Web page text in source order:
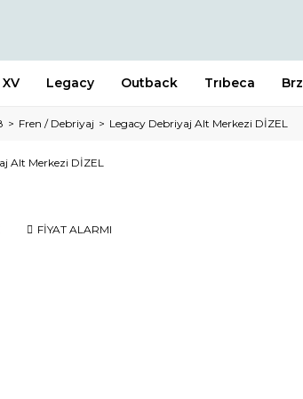
XV Legacy Outback Trıbeca Brz
Fren / Debriyaj Legacy Debriyaj Alt Merkezi DİZEL
FİYAT ALARMI